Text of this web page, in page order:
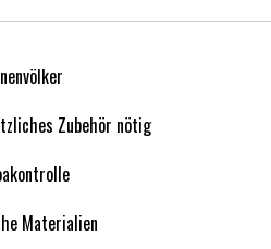
Zubehör nötig
Materialien